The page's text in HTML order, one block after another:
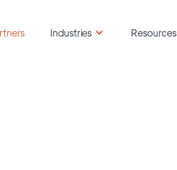
Industries Resources